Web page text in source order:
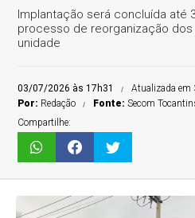
Implantação será concluída até
processo de reorganização
unidade
03/07/2026 às 17h31
Atualizada
Por: Redação Fonte:Secom
Compartilhe: